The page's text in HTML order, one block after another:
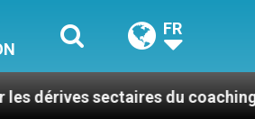
FR
du coaching La